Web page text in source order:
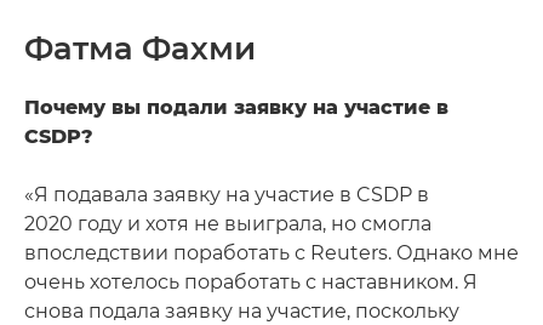
Фатма Фахми
Почему вы подали заявку на участие в
CSDP?
«Я подавала заявку на участие в CSDP в
2020 году и хотя не выиграла, но смогла
впоследствии поработать с Reuters. Однако мне
очень хотелось поработать с наставником. Я
снова подала заявку на участие, поскольку